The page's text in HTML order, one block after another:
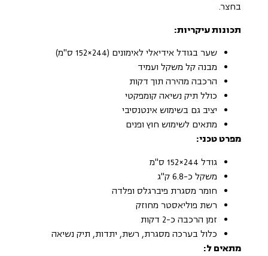
בחצר.
תכונות עיקריות:
שער בגודל אידיאלי לאימונים (244×152 ס"מ)
מבנה קל משקל ועמיד
הרכבה מהירה תוך דקות
כולל תיק נשיאה קומפקטי
יציב גם בשימוש אינטנסיבי
מתאים לשימוש חוץ ופנים
מפרט טכני:
גודל 244×152 ס"מ
משקל כ-6.8 ק"ג
חומר מסגרת פיברגלס ופלדה
רשת פוליאסטר מחוזק
זמן הרכבה כ-2 דקות
כלול בערכה מסגרת, רשת, יתדות, תיק נשיאה
מתאים ל: